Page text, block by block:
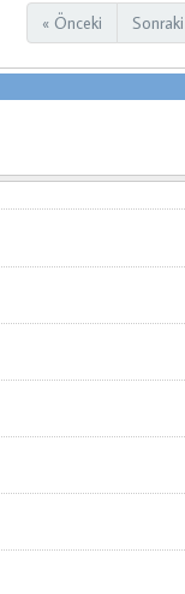
« Önceki